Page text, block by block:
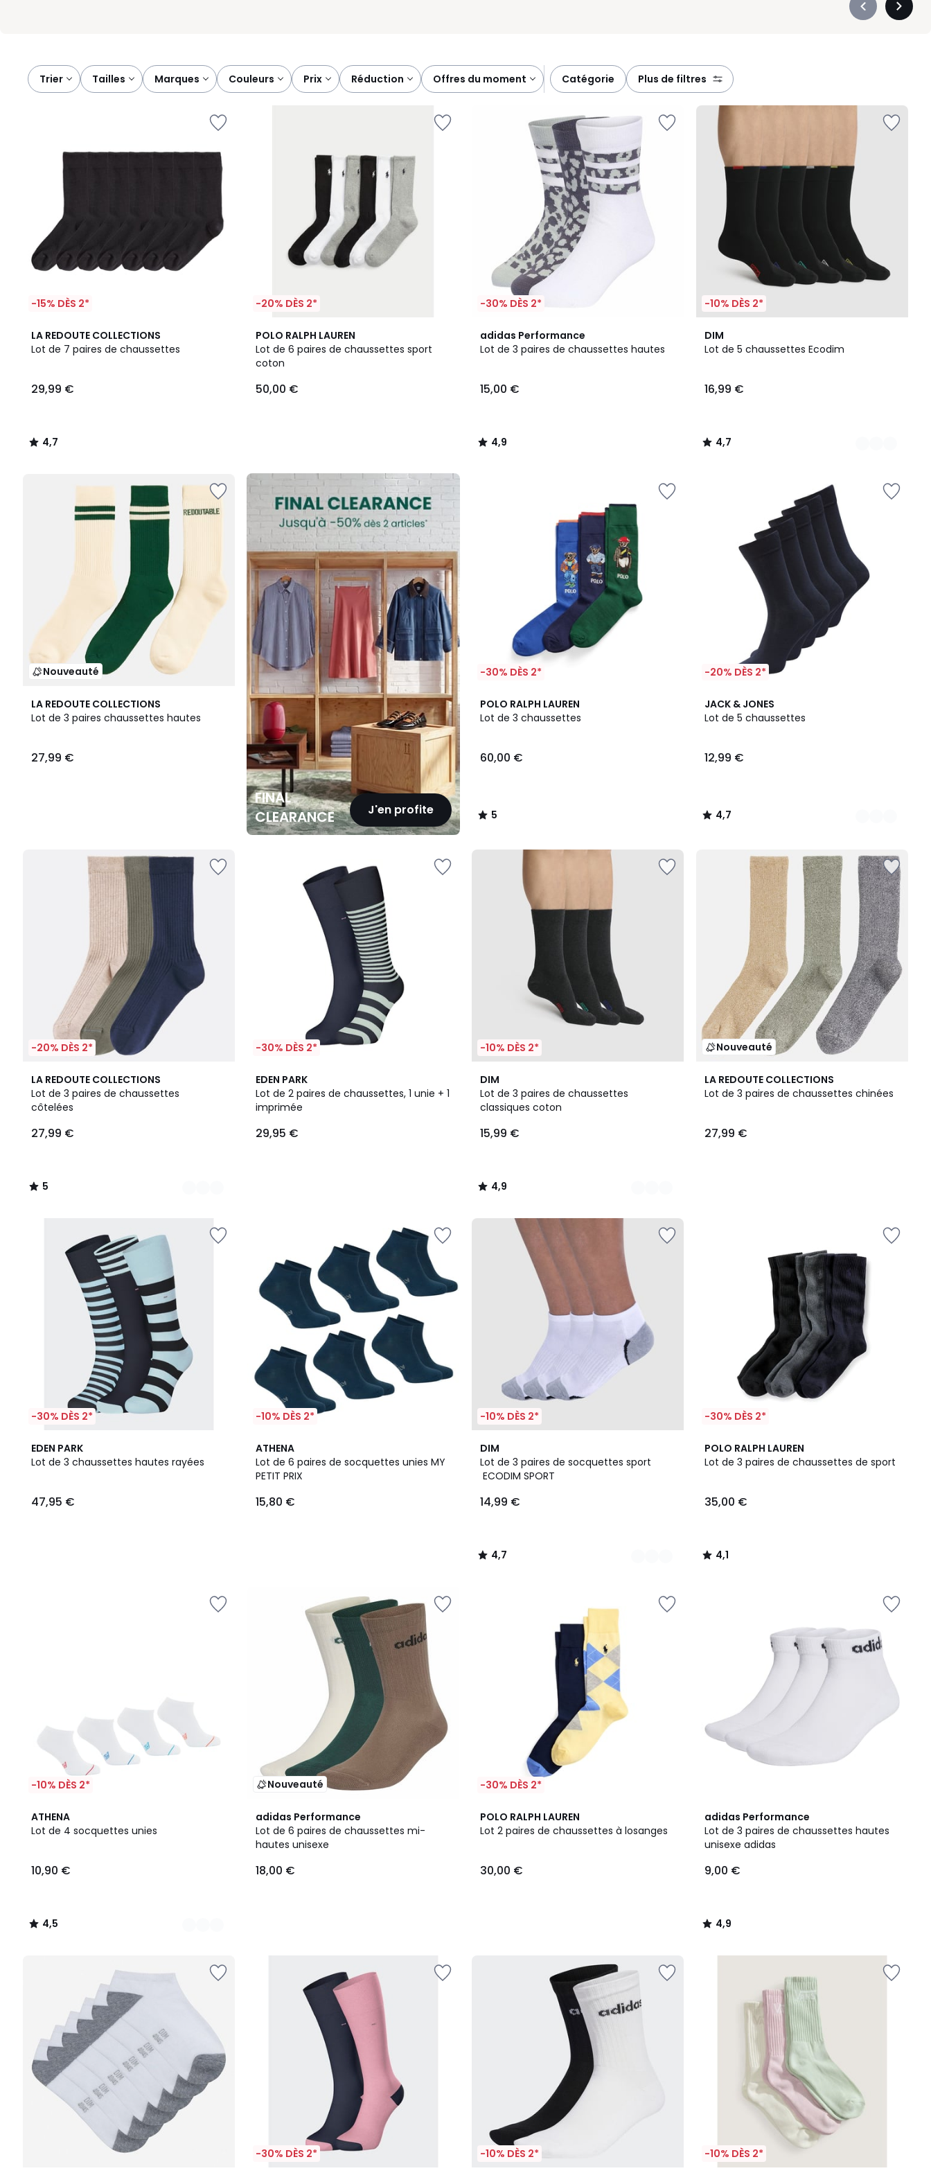
Précédent
Trier
tailles marques couleurs prix réduction offres du moment catégorie plus de filtres
-15% DÈS 2*
LA REDOUTE COLLECTIONS
Lot de 7 paires de chaussettes
€.
29,99 €
4,7
/ 5
4,7
/
-20% DÈS 2*
POLO RALPH LAUREN
Lot de 6 paires de chaussettes sport
coton
50,00 €
-30% DÈS 2*
adidas Performance
Lot de 3 paires de chaussettes hautes
15,00 €
4,9
/ 5
4,9
/
-10% DÈS 2*
DIM
Lot de 5 chaussettes Ecodim
16,99 €
4,7
/ 5
2
Couleurs
4,7
/
Nouveauté
LA REDOUTE COLLECTIONS
Lot de 3 paires chaussettes hautes
27,99 €
FINAL
CLEARANCE
J'en profite
FINAL
CLEARANCE
-30% DÈS 2*
POLO RALPH LAUREN
Lot de 3 chaussettes
60,00 €
5
/
5
/
-20% DÈS 2*
JACK & JONES
Lot de 5 chaussettes
12,99 €
4,7
/ 5
3
Couleurs
4,7
/
-20% DÈS 2*
LA REDOUTE COLLECTIONS
Lot de 3 paires de chaussettes
côtelées
27,99 €
5
/
5
2
Couleurs
5
/
-30% DÈS 2*
EDEN PARK
Lot de 2 paires de chaussettes, 1 unie + 1
imprimée
29,95 €
-10% DÈS 2*
DIM
Lot de 3 paires de chaussettes
classiques coton
15,99 €
4,9
/ 5
4
Couleurs
4,9
/
Nouveauté
LA REDOUTE COLLECTIONS
Lot de 3 paires de chaussettes chinées
27,99 €
-30% DÈS 2*
EDEN PARK
Lot de 3 chaussettes hautes rayées
47,95 €
-10% DÈS 2*
ATHENA
Lot de 6 paires de socquettes unies MY
PETIT PRIX
15,80 €
-10% DÈS 2*
DIM
Lot de 3 paires de socquettes sport
ECODIM SPORT
14,99 €
4,7
/ 5
3
Couleurs
4,7
/
-30% DÈS 2*
POLO RALPH LAUREN
Lot de 3 paires de chaussettes de sport
35,00 €
4,1
/ 5
4,1
/
-10% DÈS 2*
ATHENA
Lot de 4 socquettes unies
10,90 €
4,5
/ 5
2
Couleurs
4,5
/
Nouveauté
adidas Performance
Lot de 6 paires de chaussettes mi-
hautes unisexe
18,00 €
-30% DÈS 2*
POLO RALPH LAUREN
Lot 2 paires de chaussettes à losanges
30,00 €
adidas Performance
Lot de 3 paires de chaussettes hautes
unisexe adidas
9,00 €
4,9
/ 5
4,9
/
-30% DÈS 2* -10% DÈS 2* -10% DÈS 2*